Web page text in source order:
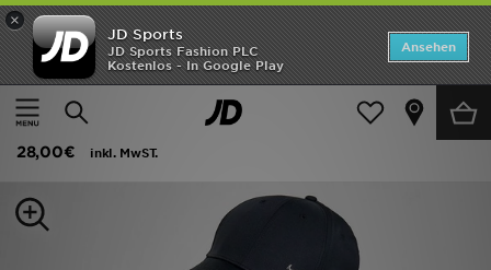
×
JD Sports
JD Sports Fashion PLC
Kostenlos - In Google Play
Ansehen
Startseite
Frauen Frauen Accessoires Caps
Nike Club Structured Metal Swoosh Cap
28,00€
inkl. MwST.
Startseite
ANGEBOTE
Herren